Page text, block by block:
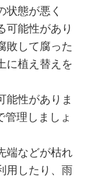
状態が悪く
可能性があり
敗して腐った
に植え替えを
能性がありま
管理しましょ
端などが枯れ
用したり、雨